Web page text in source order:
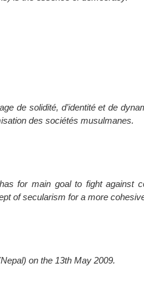
de solidité, d’identité et de
des sociétés musulmanes.
for main goal to fight against
of secularism for a more
on the 13th May 2009.